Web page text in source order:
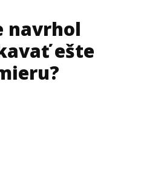
navrhol
ešte